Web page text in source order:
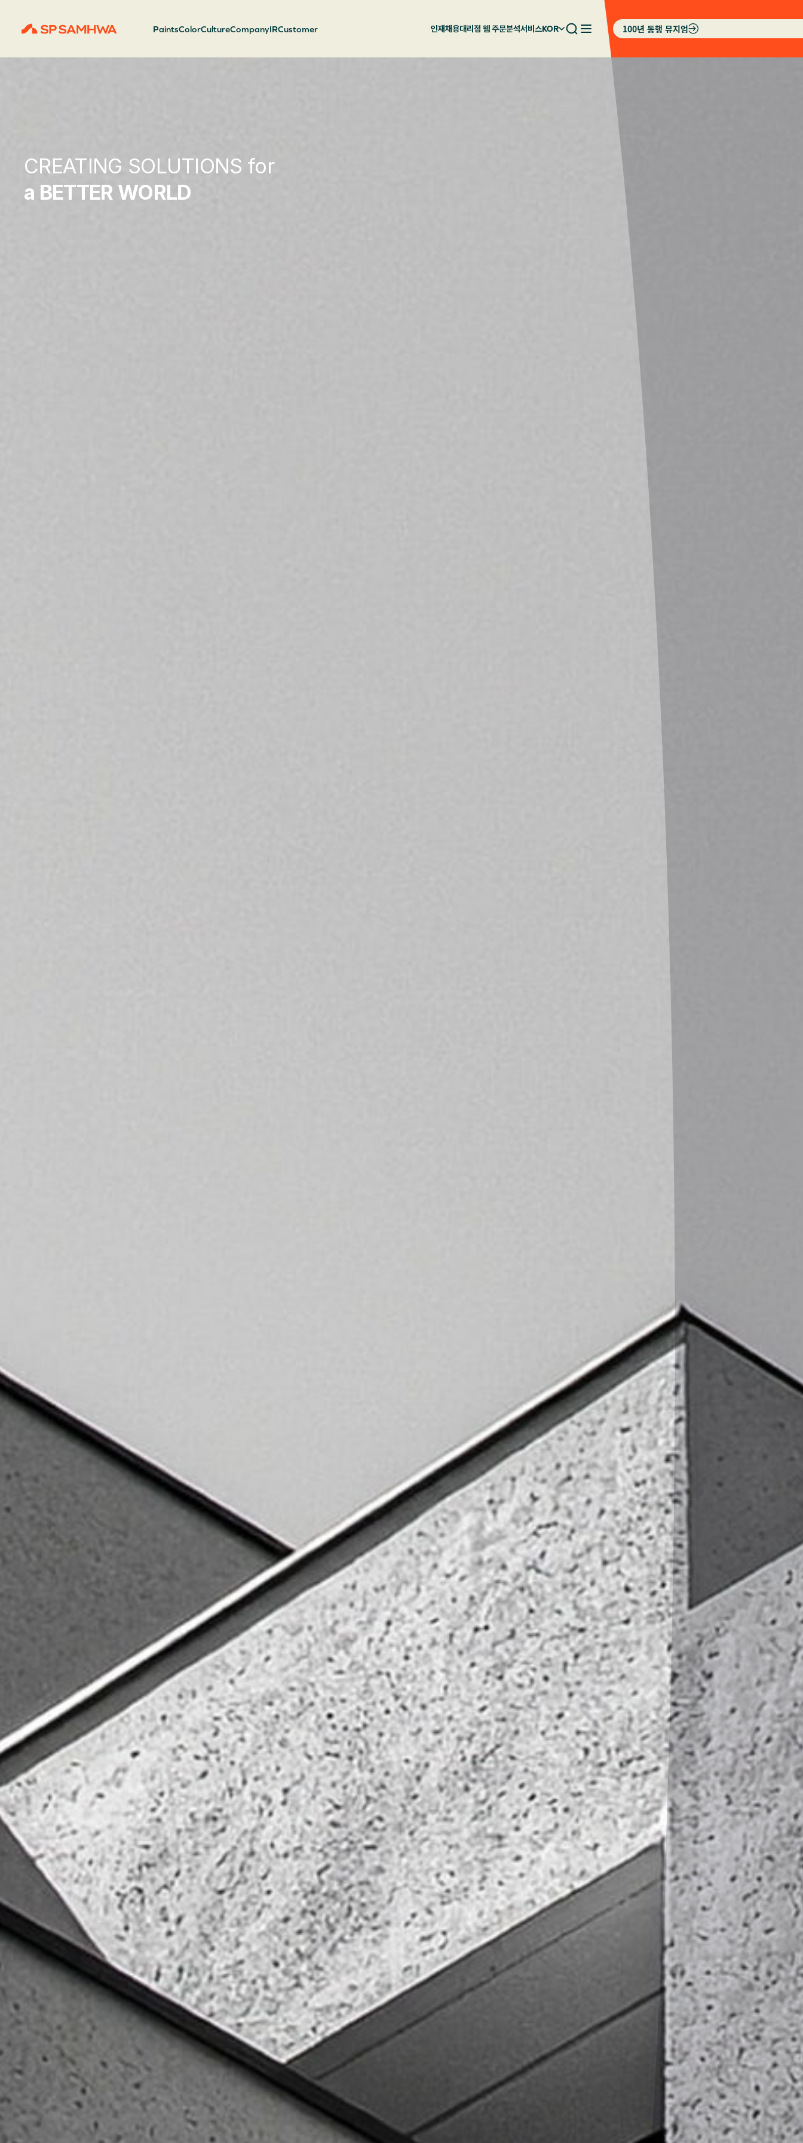
PaintsColorCultureCompanyIRCustomer 인재채용대리점 웹 주문분석서비스KOR 100년 동행 뮤지엄
SOLUTIONS for
BETTER WORLD
삼화 방수/발수제
CREATING SOLUTIONS for
a BETTER WORLD
PREMIUM PAINT
i-LUX SERIES